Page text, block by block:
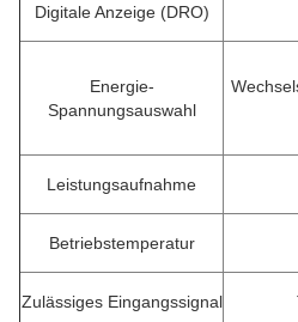
Digitale Anzeige (DRO)
Energie-
Spannungsauswahl
Leistungsaufnahme
Betriebstemperatur
Zulässiges Eingangssignal